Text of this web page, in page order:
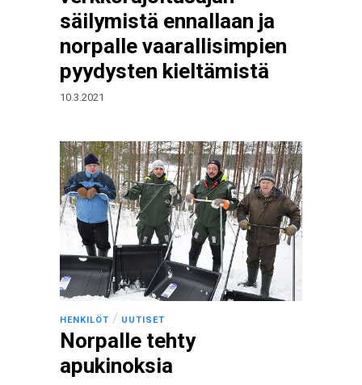
säilymistä ennallaan ja
norpalle vaarallisimpien
pyydysten kieltämistä
10.3.2021
HENKILÖT / UUTISET
Norpalle tehty
apukinoksia